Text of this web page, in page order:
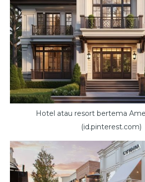
Hotel atau resort bertema
(id.pinterest.com)